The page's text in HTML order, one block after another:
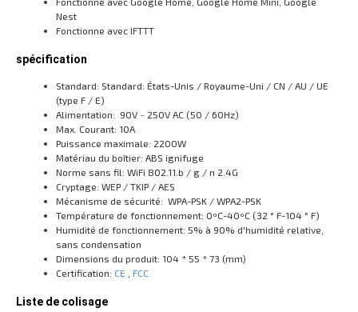
Nest
Fonctionne avec IFTTT
spécification
Standard: Standard: États-Unis / Royaume-Uni / CN / AU / UE
(type F / E)
Alimentation: 90V ~ 250V AC (50 / 60Hz)
Max. Courant: 10A
Puissance maximale: 2200W
Matériau du boîtier: ABS ignifuge
Norme sans fil: WiFi 802.11.b / g / n 2.4G
Cryptage: WEP / TKIP / AES
Mécanisme de sécurité: WPA-PSK / WPA2-PSK
Température de fonctionnement: 0ºC-40ºC (32 ° F-104 ° F)
Humidité de fonctionnement: 5% à 90% d'humidité relative,
sans condensation
Dimensions du produit: 104 * 55 * 73 (mm)
Certification: CE FCC
Liste de colisage